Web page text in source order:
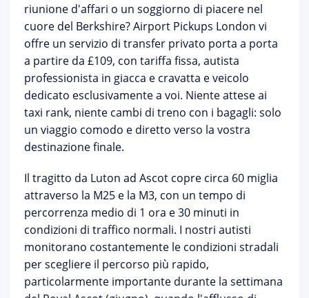
riunione d'affari o un soggiorno di piacere nel
cuore del Berkshire?Airport Pickups London vi
offre un servizio di transfer privato porta a porta
a partire da £109, con tariffa fissa, autista
professionista in giacca e cravatta e veicolo
dedicato esclusivamente a voi. Niente attese ai
taxi rank, niente cambi di treno con i bagagli: solo
un viaggio comodo e diretto verso la vostra
destinazione finale.
Il tragitto da Luton ad Ascot copre circa 60 miglia
attraverso la M25 e la M3, con un tempo di
percorrenza medio di 1 ora e 30 minuti in
condizioni di traffico normali. I nostri autisti
monitorano costantemente le condizioni stradali
per scegliere il percorso più rapido,
particolarmente importante durante la settimana